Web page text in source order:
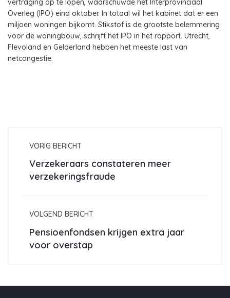
vertraging op te lopen, waarschuwde het Interprovinciaal
Overleg (IPO) eind oktober. In totaal wil het kabinet dat er een
miljoen woningen bijkomt. Stikstof is de grootste belemmering
voor de woningbouw, schrijft het IPO in het rapport. Utrecht,
Flevoland en Gelderland hebben het meeste last van
netcongestie.
VORIG BERICHT
Verzekeraars constateren meer
verzekeringsfraude
VOLGEND BERICHT
Pensioenfondsen krijgen extra jaar
voor overstap